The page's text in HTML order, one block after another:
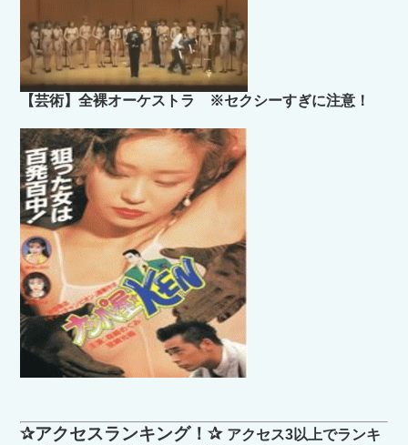
【芸術】全裸オーケストラ ※セクシーすぎに注意！
✰アクセスランキング！✰ アクセス3以上でランキ